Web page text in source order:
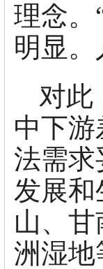
理念。
明显。
对此
中下
法需求
发展
山、
洲湿地